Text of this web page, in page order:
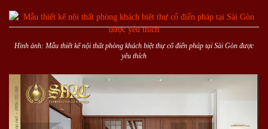
Hình ảnh: Mẫu thiết kế nội thất phòng khách biệt thự cổ điển pháp tại Sài Gòn được
yêu thích